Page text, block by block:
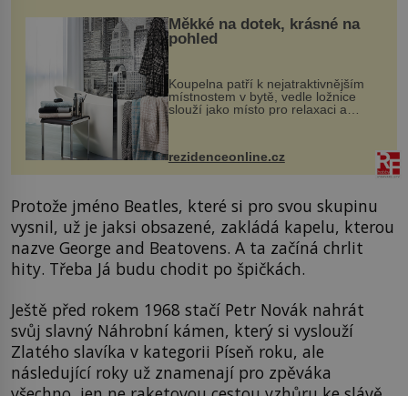
Měkké na dotek, krásné na
pohled
Koupelna patří k nejatraktivnějším
místnostem v bytě, vedle ložnice
slouží jako místo pro relaxaci a
odpočinek. Koupelnový textil –
ručníky, osušky a koberečky –
mohou jako mávnutím kouzelného
proutku...
rezidenceonline.cz
Protože jméno Beatles, které si pro svou skupinu
vysnil, už je jaksi obsazené, zakládá kapelu, kterou
nazve George and Beatovens. A ta začíná chrlit
hity. Třeba Já budu chodit po špičkách.
Ještě před rokem 1968 stačí Petr Novák nahrát
svůj slavný Náhrobní kámen, který si vyslouží
Zlatého slavíka v kategorii Píseň roku, ale
následující roky už znamenají pro zpěváka